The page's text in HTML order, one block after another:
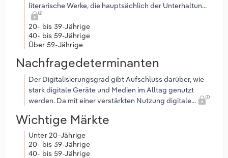
literarische Werke, die hauptsächlich der Unterhaltun...
20- bis 39-Jährige
40- bis 59-Jährige
Über 59-Jährige
Nachfragedeterminanten
Der Digitalisierungsgrad gibt Aufschluss darüber, wie
stark digitale Geräte und Medien im Alltag genutzt
werden. Da mit einer verstärkten Nutzung digitale...
Wichtige Märkte
Unter 20-Jährige
20- bis 39-Jährige
40- bis 59-Jährige